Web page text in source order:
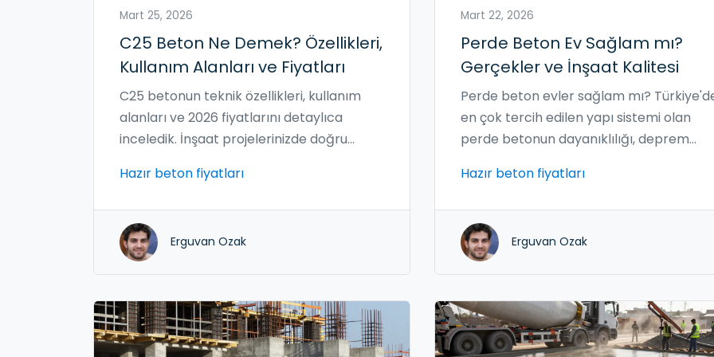
Mart 25, 2026
C25 Beton Ne Demek? Özellikleri,
Kullanım Alanları ve Fiyatları
C25 betonun teknik özellikleri, kullanım
alanları ve 2026 fiyatlarını detaylıca
inceledik. İnşaat projelerinizde doğru
tanışın.
Hazır beton fiyatları
Erguvan Ozak
Mart 22, 2026
Perde Beton Ev Sağlam mı?
Gerçekler ve İnşaat Kalitesi
Perde beton evler sağlam mı?
en çok tercih edilen yapı sistemi olan
perde betonun dayanıklılığı, deprem
beton kalitesi, inşaat standartları ve
açıklama.
Hazır beton fiyatları
Erguvan Ozak